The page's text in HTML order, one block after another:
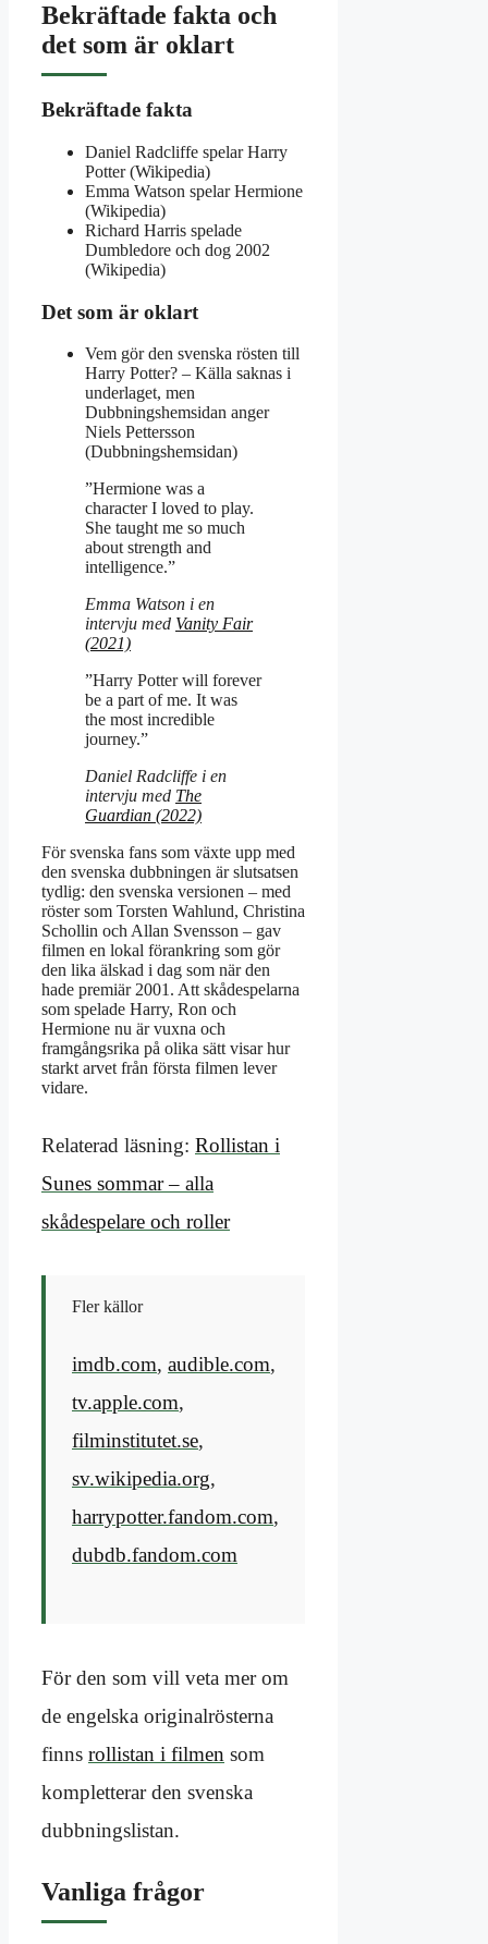
Bekräftade fakta och
det som är oklart
Bekräftade fakta
Daniel Radcliffe spelar Harry
Potter (Wikipedia)
Emma Watson spelar Hermione
(Wikipedia)
Richard Harris spelade
Dumbledore och dog 2002
(Wikipedia)
Det som är oklart
Vem gör den svenska rösten till
Harry Potter? – Källa saknas i
underlaget, men
Dubbningshemsidan anger
Niels Pettersson
(Dubbningshemsidan)
”Hermione was a
character I loved to play.
She taught me so much
about strength and
intelligence.”
Emma Watson i en
intervju med Vanity Fair
(2021)
”Harry Potter will forever
be a part of me. It was
the most incredible
journey.”
Daniel Radcliffe i en
intervju med The
Guardian (2022)
För svenska fans som växte upp med
den svenska dubbningen är slutsatsen
tydlig: den svenska versionen – med
röster som Torsten Wahlund, Christina
Schollin och Allan Svensson – gav
filmen en lokal förankring som gör
den lika älskad i dag som när den
hade premiär 2001. Att skådespelarna
som spelade Harry, Ron och
Hermione nu är vuxna och
framgångsrika på olika sätt visar hur
starkt arvet från första filmen lever
vidare.
Relaterad läsning: Rollistan i
Sunes sommar – alla
skådespelare och roller
Fler källor
imdb.com, audible.com,
tv.apple.com,
filminstitutet.se,
sv.wikipedia.org,
harrypotter.fandom.com,
dubdb.fandom.com
För den som vill veta mer om
de engelska originalrösterna
finns rollistan i filmen som
kompletterar den svenska
dubbningslistan.
Vanliga frågor